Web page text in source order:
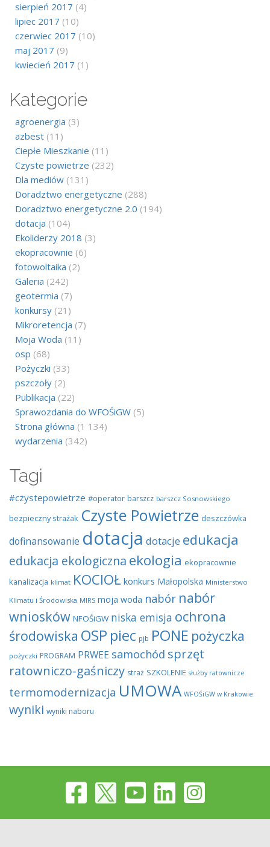
sierpień 2017 (4)
lipiec 2017 (10)
czerwiec 2017 (10)
maj 2017 (9)
kwiecień 2017 (1)
Kategorie
agroenergia (3)
azbest (11)
Ciepłe Mieszkanie (11)
Czyste powietrze (232)
Dla mediów (131)
Doradztwo energetyczne (288)
Doradztwo energetyczne 2.0 (194)
dotacja (104)
Ekoliderzy 2018 (3)
ekopracownie (6)
fotowoltaika (2)
Galeria (242)
geotermia (7)
konkursy (21)
Mikroretencja (7)
Moja Woda (11)
osp (68)
Pożyczki (33)
pszczoły (2)
Publikacja (22)
Sprawozdania do WFOŚiGW (5)
Strona główna (1 134)
wydarzenia (342)
Tagi
#czystepowietrze #operator barszcz barszcz Sosnowskiego
bezpieczny strażak Czyste Powietrze deszczówka
dofinansowanie dotacja dotacje edukacja
edukacja ekologiczna ekologia ekopracownie
kanalizacja klimat KOCIOŁ konkurs Małopolska Ministerstwo
Klimatu i Środowiska MIRS moja woda nabór nabór
wniosków NFOŚiGW niska emisja ochrona
środowiska OSP piec pjb PONE pożyczka
pożyczki PROGRAM PRWEE samochód sprzęt
ratowniczo-gaśniczy straż SZKOLENIE służby ratownicze
termomodernizacja UMOWA WFOŚiGW w Krakowie
wyniki wyniki naboru